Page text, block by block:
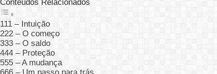
Conteúdos Relacionados
111 – Intuição
222 – O começo
333 – O saldo
444 – Proteção
555 – A mudança